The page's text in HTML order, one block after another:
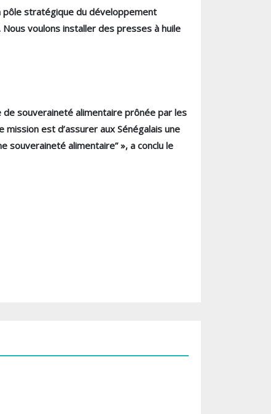
pôle stratégique du développement
voulons installer des presses à huile
de souveraineté alimentaire prônée par les
est d’assurer aux Sénégalais une
souveraineté alimentaire” », a conclu le